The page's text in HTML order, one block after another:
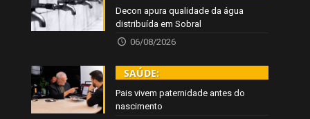
Decon apura qualidade da água
distribuída em Sobral
06/08/2026
SAÚDE:
Pais vivem paternidade antes do
nascimento